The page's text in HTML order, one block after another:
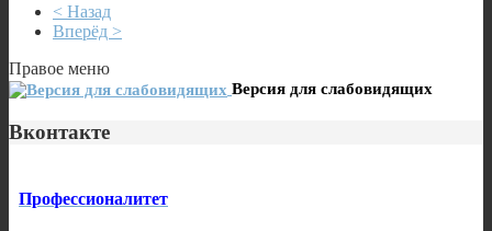
< Назад
Вперёд >
Правое меню
Версия для слабовидящих
Вконтакте
Профессионалитет